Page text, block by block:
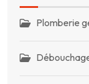
Plomberie